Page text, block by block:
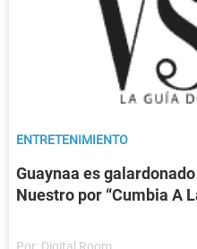
ENTRETENIMIENTO
Guaynaa es
Nuestro por “Cumbia A